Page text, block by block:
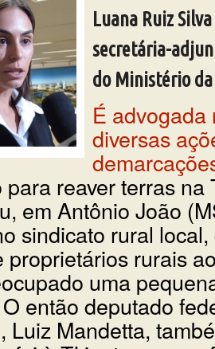
Luana Ruiz
secretária-
do Ministério
É advogada
diversas
para reaver terras na
em Antônio João
sindicato rural
proprietários rurais
uma
então deputado
Luiz Mandetta,